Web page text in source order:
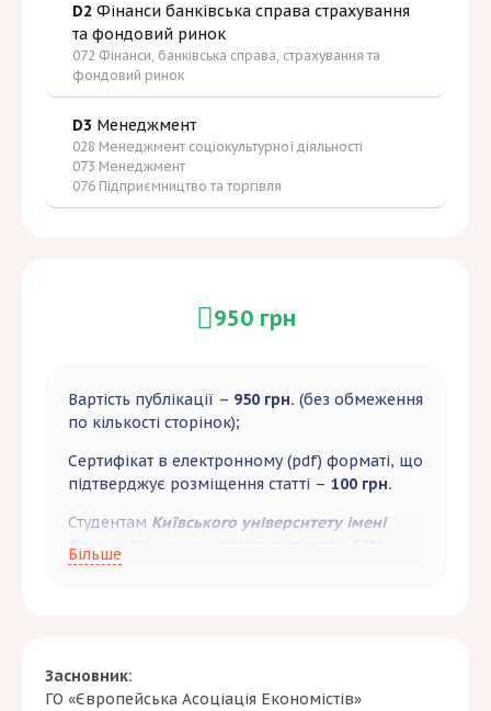
D2 Фінанси банківська справа страхування
та фондовий ринок
072 Фінанси, банківська справа, страхування та
фондовий ринок
D3 Менеджмент
028 Менеджмент соціокультурної діяльності
073 Менеджмент
076 Підприємництво та торгівля
Засновник:
ГО «Європейська Асоціація Економістів»
950 грн
Вартість публікації – 950 грн. (без обмеження
по кількості сторінок);
Сертифікат в електронному (pdf) форматі, що
підтверджує розміщення статті – 100 грн.
Студентам Київського університету імені
Бориса Грінченка
Більше